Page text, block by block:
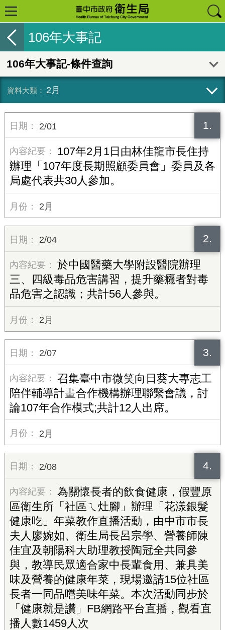
106年大事記
106年大事記-條件查詢
2月
1.
2/01
107年2月1日由林佳龍市長住持
辦理「107年度長期照顧委員會」委員及各
局處代表共30人參加。
2月
2.
2/04
於中國醫藥大學附設醫院辦理
三、四級毒品危害講習，提升藥癮者對毒
品危害之認識；共計56人參與。
2月
3.
2/07
召集臺中市微笑向日葵大專志工
陪伴輔導計畫合作機構辦理聯繫會議，討
論107年合作模式;共計12人出席。
2月
4.
2/08
為關懷長者的飲食健康，假豐原
區衛生所「社區ㄟ灶腳」辦理「花漾銀髮
健康吃」年菜教作直播活動，由中市市長
夫人廖婉如、衛生局長呂宗學、營養師陳
佳宜及朝陽科大助理教授陶冠全共同參
與，教導民眾適合家中長輩食用、兼具美
味及營養的健康年菜，現場邀請15位社區
長者一同品嚐美味年菜。本次活動同步於
「健康就是讚」FB網路平台直播，觀看直
播人數1459人次